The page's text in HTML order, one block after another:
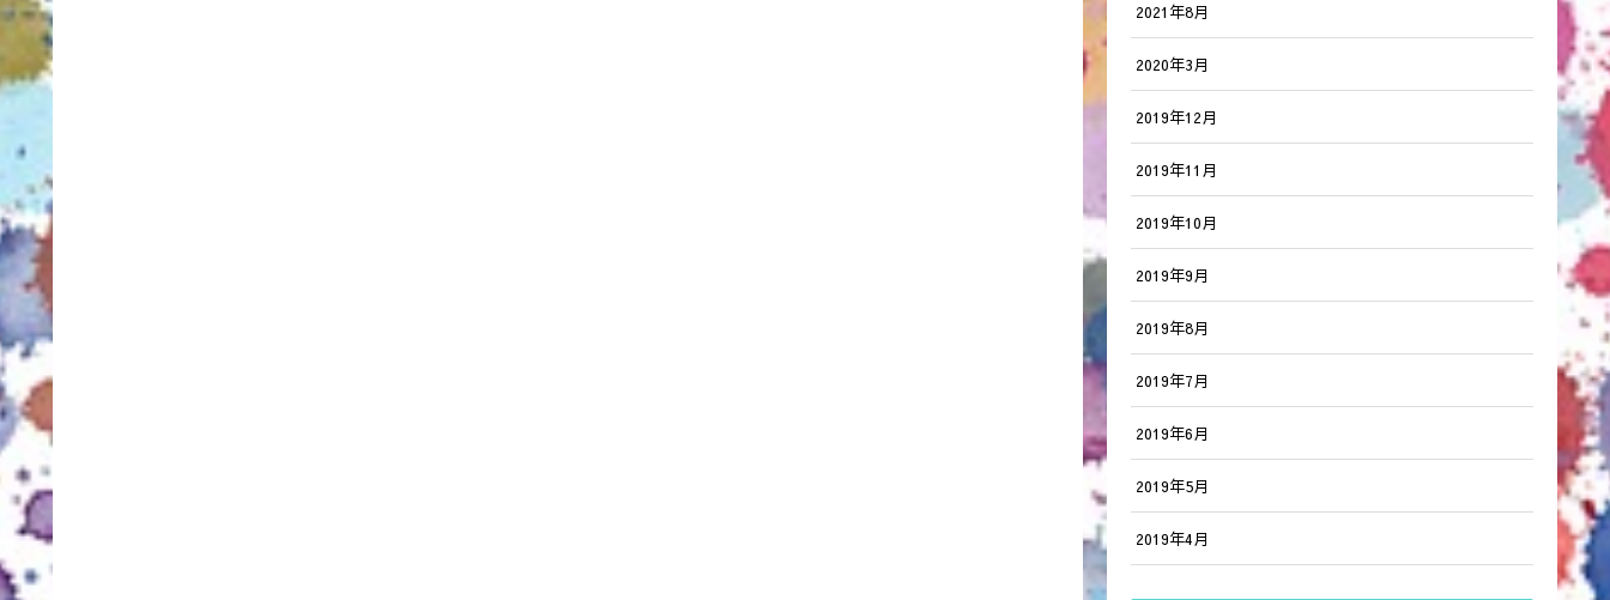
2021年8月
2020年3月
2019年12月
2019年11月
2019年10月
2019年9月
2019年8月
2019年7月
2019年6月
2019年5月
2019年4月